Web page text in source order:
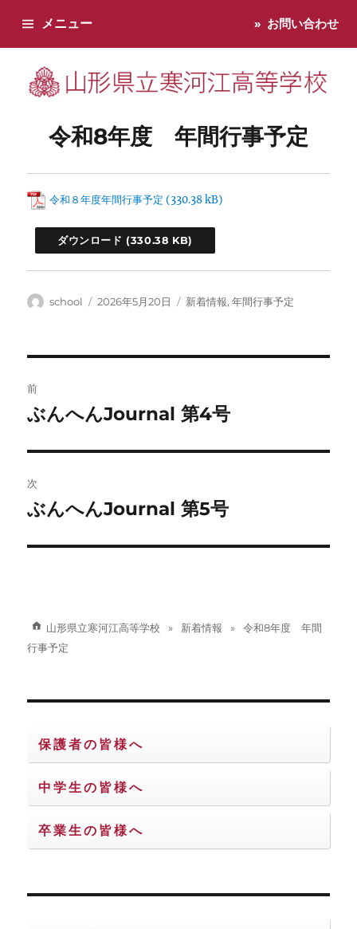
寒河江高校です。学校からのお知らせ、学校生活などお知らせし
メニュー お問い合わせ
令和8年度 年間行事予定
令和８年度年間行事予定
ダウンロード
投
school
投
2026年5月20日
カ
新着情報,年間行事予定
稿
ビ
ゲ
ー
ン
前
前
投
稿:
ぶんへんJournal 第4号
次
次
投
ぶんへんJournal 第5号
山形県立寒河江高等学校 新着情報
令和8年度 年間
行事予定
保護者の皆様へ
中学生の皆様へ
卒業生の皆様へ